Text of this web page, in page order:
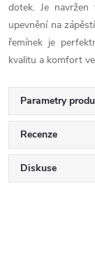
dotek. Je
upevnění na
řemínek je
kvalitu a komfort
Parametry
Recenze
Diskuse